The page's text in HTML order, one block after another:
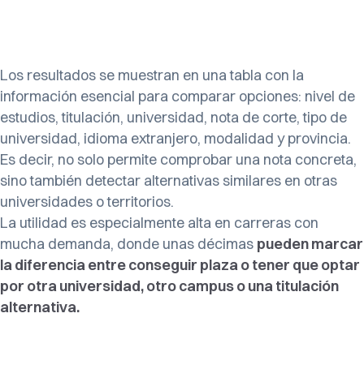
Los resultados se muestran en una tabla con la
información esencial para comparar opciones: nivel de
estudios, titulación, universidad, nota de corte, tipo de
universidad, idioma extranjero, modalidad y provincia.
Es decir, no solo permite comprobar una nota concreta,
sino también detectar alternativas similares en otras
universidades o territorios.
La utilidad es especialmente alta en carreras con
mucha demanda, donde unas décimas pueden marcar
la diferencia entre conseguir plaza o tener que optar
por otra universidad, otro campus o una titulación
alternativa.